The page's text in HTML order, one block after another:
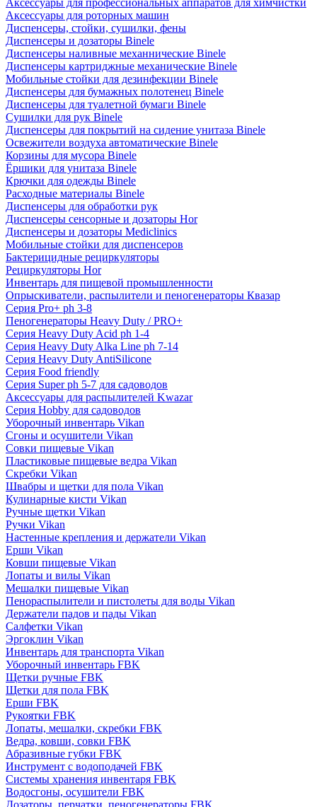
Аксессуары для профессиональных аппаратов для химчистки
Аксессуары для роторных машин
Диспенсеры, стойки, сушилки, фены
Диспенсеры и дозаторы Binele
Диспенсеры наливные механнические Binele
Диспенсеры картриджные механические Binele
Мобильные стойки для дезинфекции Binele
Диспенсеры для бумажных полотенец Binele
Диспенсеры для туалетной бумаги Binele
Сушилки для рук Binele
Диспенсеры для покрытий на сидение унитаза Binele
Освежители воздуха автоматические Binele
Корзины для мусора Binele
Ёршики для унитаза Binele
Крючки для одежды Binele
Расходные материалы Binele
Диспенсеры для обработки рук
Диспенсеры сенсорные и дозаторы Hor
Диспенсеры и дозаторы Mediclinics
Мобильные стойки для диспенсеров
Бактерицидные рециркуляторы
Рециркуляторы Hor
Инвентарь для пищевой промышленности
Опрыскиватели, распылители и пеногенераторы Квазар
Серия Pro+ ph 3-8
Пеногенераторы Heavy Duty / PRO+
Серия Heavy Duty Acid ph 1-4
Серия Heavy Duty Alka Line ph 7-14
Серия Heavy Duty AntiSilicone
Серия Food friendly
Серия Super ph 5-7 для садоводов
Аксессуары для распылителей Kwazar
Серия Hobby для садоводов
Уборочный инвентарь Vikan
Сгоны и осушители Vikan
Совки пищевые Vikan
Пластиковые пищевые ведра Vikan
Скребки Vikan
Швабры и щетки для пола Vikan
Кулинарные кисти Vikan
Ручные щетки Vikan
Ручки Vikan
Настенные крепления и держатели Vikan
Ерши Vikan
Ковши пищевые Vikan
Лопаты и вилы Vikan
Мешалки пищевые Vikan
Пенораспылители и пистолеты для воды Vikan
Держатели падов и пады Vikan
Салфетки Vikan
Эргоклин Vikan
Инвентарь для транспорта Vikan
Уборочный инвентарь FBK
Щетки ручные FBK
Щетки для пола FBK
Ерши FBK
Рукоятки FBK
Лопаты, мешалки, скребки FBK
Ведра, ковши, совки FBK
Абразивные губки FBK
Инструмент с водоподачей FBK
Системы хранения инвентаря FBK
Водосгоны, осушители FBK
Дозаторы, перчатки, пеногенераторы FBK